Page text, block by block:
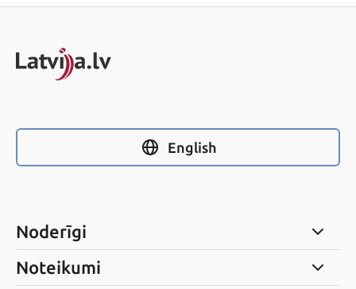
English
Noderīgi
Noteikumi